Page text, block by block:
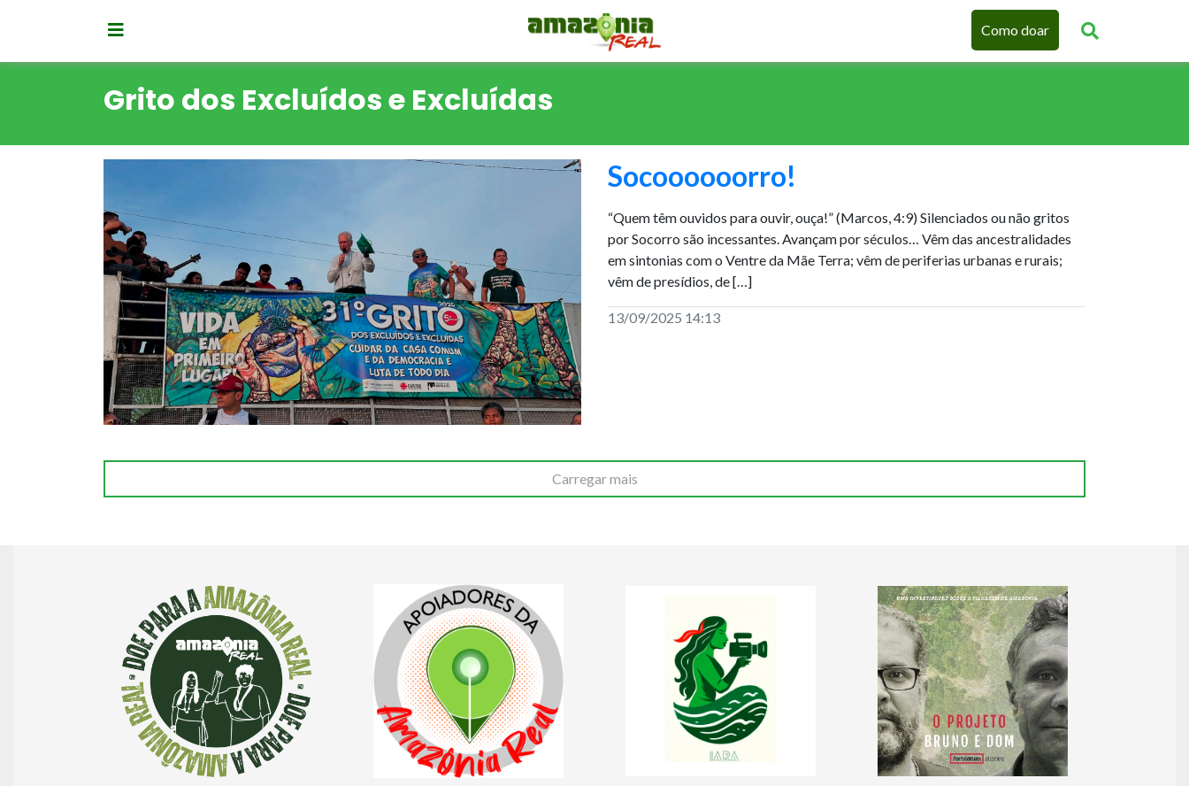
Como doar
Grito dos Excluídos e Excluídas
Socoooooorro!
“Quem têm ouvidos para ouvir, ouça!” (Marcos, 4:9) Silenciados ou não gritos
por Socorro são incessantes. Avançam por séculos… Vêm das ancestralidades
em sintonias com o Ventre da Mãe Terra; vêm de periferias urbanas e rurais;
vêm de presídios, de […]
13/09/2025 14:13
Carregar mais